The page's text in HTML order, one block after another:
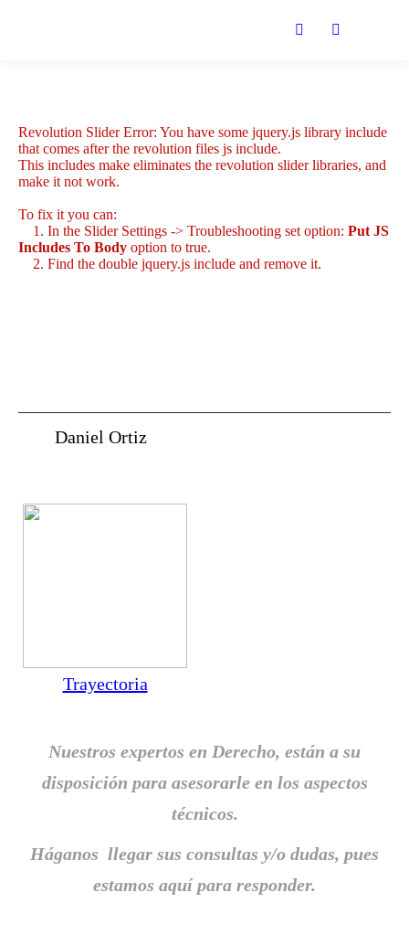
Revolution Slider Error: You have some jquery.js library include
that comes after the revolution files js include.
This includes make eliminates the revolution slider libraries, and
make it not work.
To fix it you can:
1. In the Slider Settings -> Troubleshooting set option: Put JS
Includes To Body option to true.
2. Find the double jquery.js include and remove it.
Daniel Ortiz
Trayectoria
Nuestros expertos en Derecho, están a su
disposición para asesorarle en los aspectos
técnicos.
Háganos llegar sus consultas y/o dudas, pues
estamos aquí para responder.